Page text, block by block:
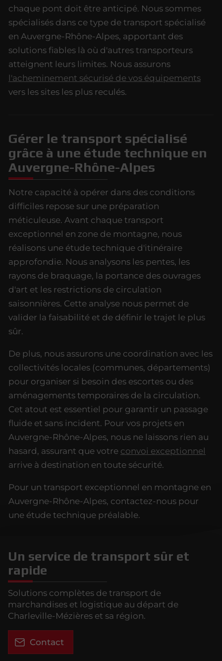
chaque pont doit être anticipé. Nous sommes
spécialisés dans ce type de transport spécialisé
en Auvergne-Rhône-Alpes, apportant des
solutions fiables là où d'autres transporteurs
atteignent leurs limites. Nous assurons
l'acheminement sécurisé de vos équipements
vers les sites les plus reculés.
Gérer le transport spécialisé
grâce à une étude technique en
Auvergne-Rhône-Alpes
Notre capacité à opérer dans des conditions
difficiles repose sur une préparation
méticuleuse. Avant chaque transport
exceptionnel en zone de montagne, nous
réalisons une étude technique d'itinéraire
approfondie. Nous analysons les pentes, les
rayons de braquage, la portance des ouvrages
d'art et les restrictions de circulation
saisonnières. Cette analyse nous permet de
valider la faisabilité et de définir le trajet le plus
sûr.
De plus, nous assurons une coordination avec les
collectivités locales (communes, départements)
pour organiser si besoin des escortes ou des
aménagements temporaires de la circulation.
Cet atout est essentiel pour garantir un passage
fluide et sans incident. Pour vos projets en
Auvergne-Rhône-Alpes, nous ne laissons rien au
hasard, assurant que votre convoi exceptionnel
arrive à destination en toute sécurité.
Pour un transport exceptionnel en montagne en
Auvergne-Rhône-Alpes, contactez-nous pour
une étude technique préalable.
Un service de transport sûr et
rapide
Solutions complètes de transport de
marchandises et logistique au départ de
Charleville-Mézières et sa région.
Contact